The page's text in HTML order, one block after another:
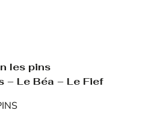
les pins
– Le Béa – Le Fief